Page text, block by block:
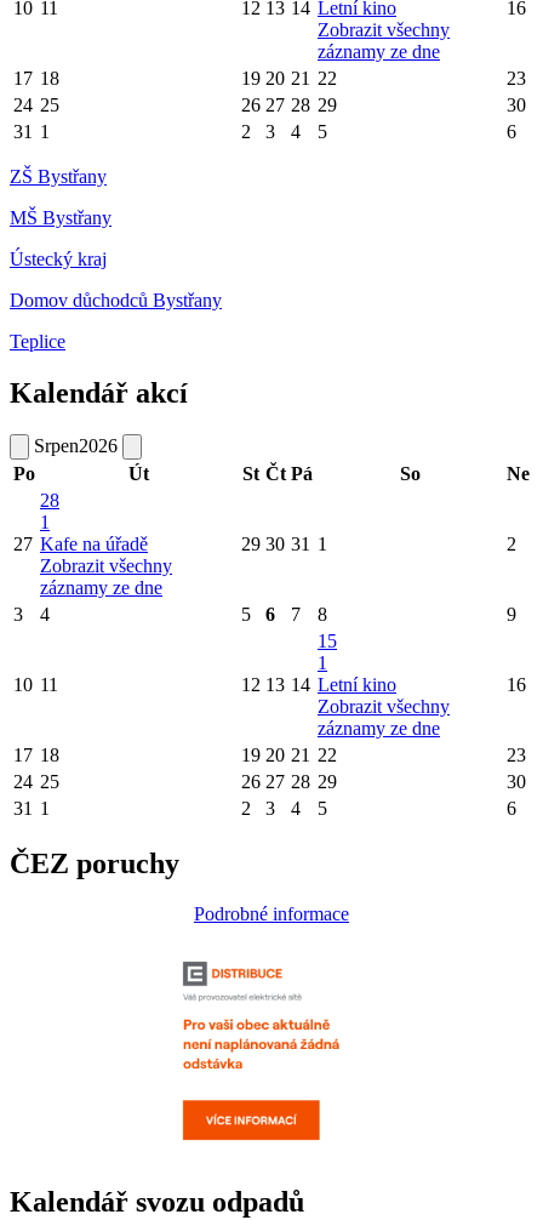
10 11 12 13 14 Letní kino
Zobrazit všechny
záznamy ze dne
16
17 18 19 20 21 22
23
24 25 26 27 28 29
30
31 1 2 3 4 5 6
ZŠ Bystřany
MŠ Bystřany
Ústecký kraj
Domov důchodců Bystřany
Teplice
Kalendář akcí
Srpen2026
Po
Út St Čt Pá So Ne
27
28
1
Kafe na úřadě
Zobrazit všechny
záznamy ze dne
29 30 31 1 2
3 4 5 6 7 8 9
10 11 12 13 14
15
1
Letní kino
Zobrazit všechny
záznamy ze dne
16
17 18 19 20 21 22
23
24 25 26 27 28 29
30
31 1 2 3 4 5 6
ČEZ poruchy
Podrobné informace
Kalendář svozu odpadů